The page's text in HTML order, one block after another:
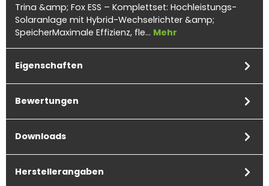
Trina &amp; Fox ESS – Komplettset: Hochleistungs-
Solaranlage mit Hybrid-Wechselrichter &amp;
SpeicherMaximale Effizienz, fle… Mehr
Eigenschaften
Bewertungen
Downloads
Herstellerangaben